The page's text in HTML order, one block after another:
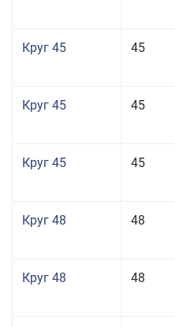
Круг 45 45
Круг 45 45
Круг 45 45
Круг 48 48
Круг 48 48